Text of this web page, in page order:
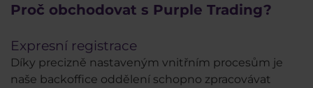
Proč obchodovat s Purple Trading?
Expresní registrace
Díky precizně nastaveným vnitřním procesům je
naše backoffice oddělení schopno zpracovávat